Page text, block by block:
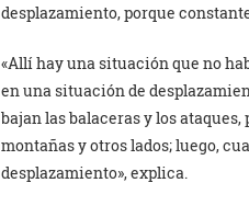
desplazamiento, porque
«Allí hay una situación que no
en una situación de
bajan las balaceras y los
montañas y otros lados; luego,
desplazamiento», explica.